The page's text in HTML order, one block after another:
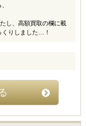
し、高額買取の欄に載
くりしました…！
の部屋がせまくなって
ズをまとめて買取に出
が10%もUPしたらしく